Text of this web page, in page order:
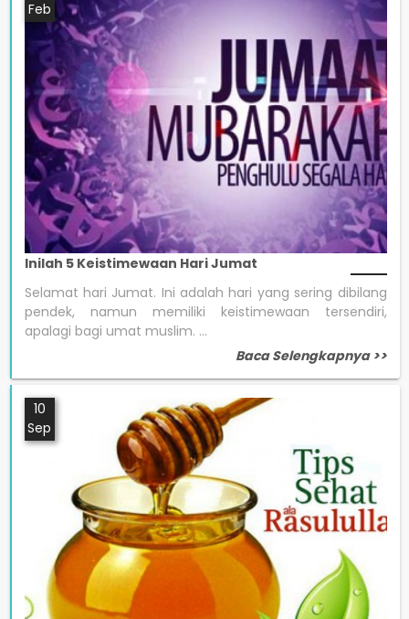
Feb
Inilah 5 Keistimewaan Hari Jumat
Selamat hari Jumat. Ini adalah hari yang sering dibilang
pendek, namun memiliki keistimewaan tersendiri,
apalagi bagi umat muslim. ...
Baca Selengkapnya >>
10
Sep